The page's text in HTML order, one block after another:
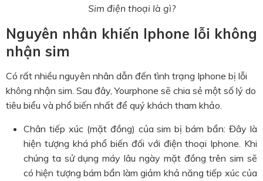
Sim điện thoại là gì?
Nguyên nhân khiến Iphone lỗi không
nhận sim
Có rất nhiều nguyên nhân dẫn đến tình trạng Iphone bị lỗi
không nhận sim. Sau đây, Yourphone sẽ chia sẻ một số lý do
tiêu biểu và phổ biến nhất để quý khách tham khảo.
Chân tiếp xúc (mặt đồng) của sim bị bám bẩn: Đây là
hiện tượng khá phổ biến đối với điện thoại Iphone. Khi
chúng ta sử dụng máy lâu ngày mặt đồng trên sim sẽ
có hiện tượng bám bẩn làm giảm khả năng tiếp xúc của